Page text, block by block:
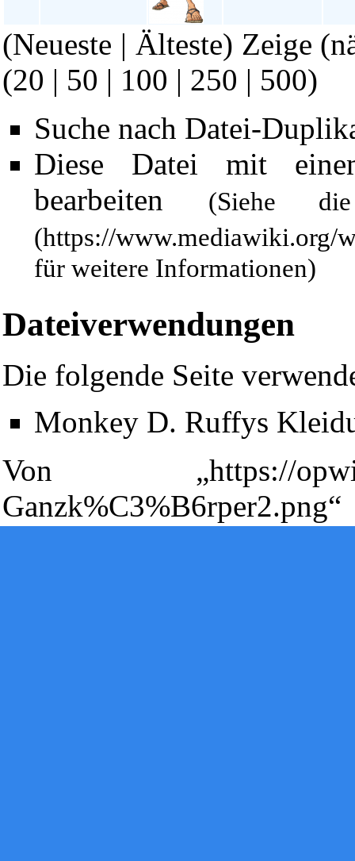
(Neueste | Älteste) Zeige
(20 | 50 | 100 | 250 | 500)
Suche nach Datei-
Diese Datei mit
bearbeiten
(Siehe
für weitere Informationen)
Dateiverwendungen
Die folgende Seite
Monkey D. Ruffys
Von „https://
Ganzk%C3%B6rper2.png“
Diese Seite wurde zuletzt am 24. Februar 2009 um 20:31 Uhr
Powered by Computer-Base
Datenschutz-Optionen